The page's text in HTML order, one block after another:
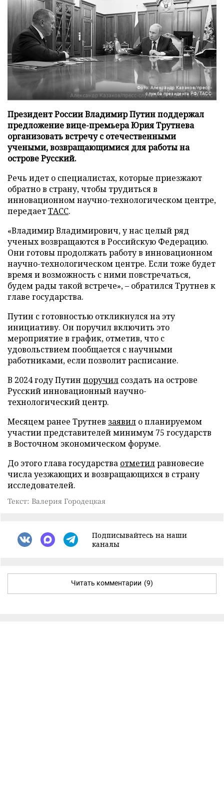
Фото: Александр Казаков/пресс-
служба президента РФ/ТАСС
Президент России Владимир Путин поддержал
предложение вице-премьера Юрия Трутнева
организовать встречу с отечественными
учеными, возвращающимися для работы на
острове Русский.
Речь идет о специалистах, которые приезжают
обратно в страну, чтобы трудиться в
инновационном научно-технологическом центре,
передаетТАСС.
«Владимир Владимирович, у нас целый ряд
ученых возвращаются в Российскую Федерацию.
Они готовы продолжать работу в инновационном
научно-технологическом центре. Если тоже будет
время и возможность с ними повстречаться,
будем рады такой встрече», – обратился Трутнев к
главе государства.
Путин с готовностью откликнулся на эту
инициативу. Он поручил включить это
мероприятие в график, отметив, что с
удовольствием пообщается с научными
работниками, если позволит расписание.
В 2024 году Путин поручил создать на острове
Русский инновационный научно-
технологический центр.
Месяцем ранее Трутнев заявил о планируемом
участии представителей минимум 75 государств
в Восточном экономическом форуме.
До этого глава государства отметилравновесие
числа уезжающих и возвращающихся в страну
исследователей.
Текст: Валерия Городецкая
Подписывайтесь на наши
каналы
Читать комментарии (9)